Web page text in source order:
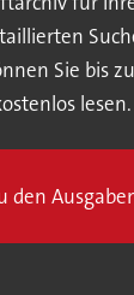
Sie bis
lesen.
den